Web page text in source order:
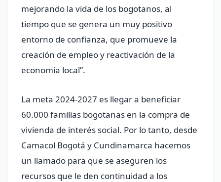
mejorando la vida de los bogotanos, al
tiempo que se genera un muy positivo
entorno de confianza, que promueve la
creación de empleo y reactivación de la
economía local”.
La meta 2024-2027 es llegar a beneficiar
60.000 familias bogotanas en la compra de
vivienda de interés social. Por lo tanto, desde
Camacol Bogotá y Cundinamarca hacemos
un llamado para que se aseguren los
recursos que le den continuidad a los